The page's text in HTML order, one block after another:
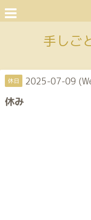
手しご
休日 2025-07-09
休み